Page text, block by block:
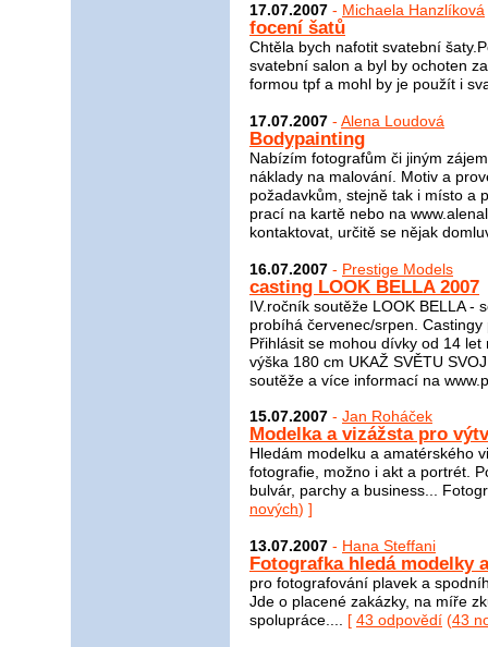
17.07.2007 - Michaela Hanzlíková
focení šatů
Chtěla bych nafotit svatební
svatební salon a byl by ochoten
formou tpf a mohl by je použít i
17.07.2007 - Alena Loudová
Bodypainting
Nabízím fotografům či jiným
náklady na malování. Motiv a
požadavkům, stejně tak i místo a
prací na kartě nebo na
kontaktovat, určitě se nějak
16.07.2007 - Prestige Models
casting LOOK BELLA 2007
IV.ročník soutěže LOOK BELLA -
probíhá červenec/srpen.
Přihlásit se mohou dívky od 14
výška 180 cm UKAŽ SVĚTU
soutěže a více informací na
15.07.2007 - Jan Roháček
Modelka a vizážsta pro
Hledám modelku a amatérského
fotografie, možno i akt a portrét.
bulvár, parchy a business...
nových) ]
13.07.2007 - Hana Steffani
Fotografka hledá modelky
pro fotografování plavek a
Jde o placené zakázky, na míře
spolupráce.... [ 43 odpovědí (43